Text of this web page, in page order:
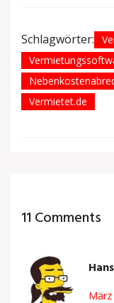
Schlagwörter:
Vermietet.de
11 Comments